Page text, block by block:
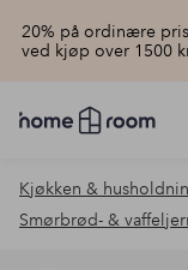
20% på ordinære
ved kjøp over 1500
Homeroom
–
hjemmet
til
Kjøkken &
Smørbrød- &